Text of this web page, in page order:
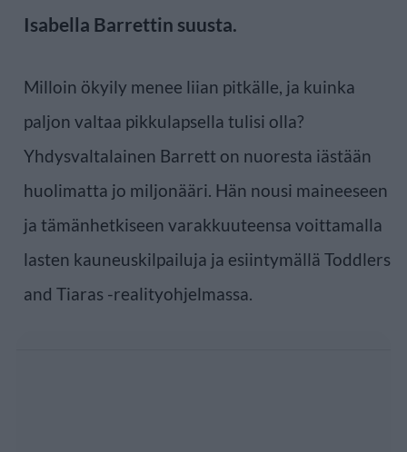
Isabella Barrettin suusta.
Milloin ökyily menee liian pitkälle, ja kuinka
paljon valtaa pikkulapsella tulisi olla?
Yhdysvaltalainen Barrett on nuoresta iästään
huolimatta jo miljonääri. Hän nousi maineeseen
ja tämänhetkiseen varakkuuteensa voittamalla
lasten kauneuskilpailuja ja esiintymällä Toddlers
and Tiaras -realityohjelmassa.